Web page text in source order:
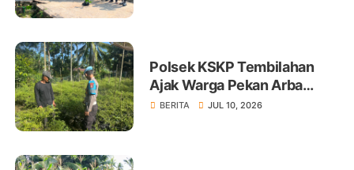
Polsek KSKP Tembilahan
Ajak Warga Pekan Arba
Tanam Cabai Dukung
BERITA JUL 10, 2026